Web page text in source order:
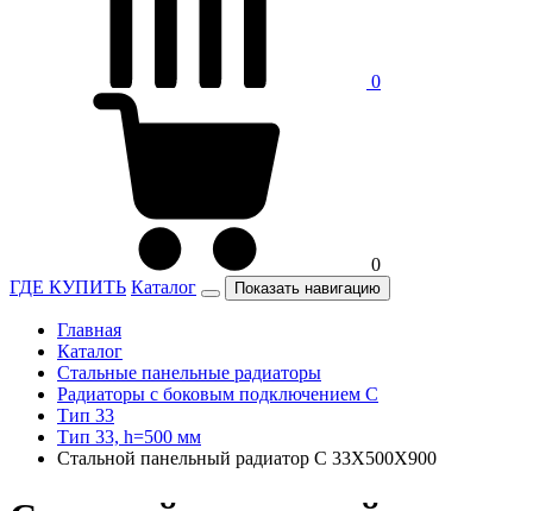
0
0
ГДЕ КУПИТЬ Каталог Показать навигацию
Главная
Каталог
Стальные панельные радиаторы
Радиаторы c боковым подключением C
Тип 33
Тип 33, h=500 мм
Стальной панельный радиатор C 33Х500Х900